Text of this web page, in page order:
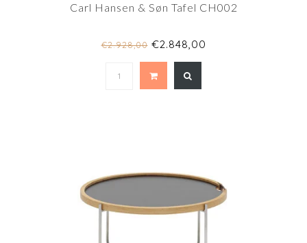
Carl Hansen & Søn Tafel CH002
€2.928,00€2.848,00